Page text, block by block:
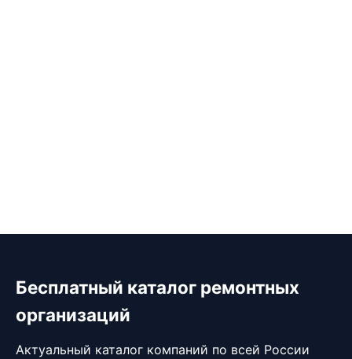
Бесплатный каталог ремонтных
организаций
Актуальный каталог компаний по всей России